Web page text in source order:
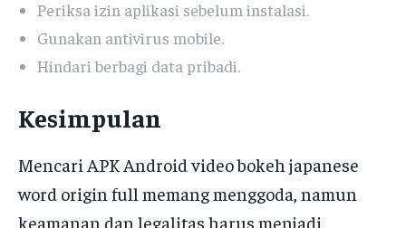
Periksa izin aplikasi sebelum instalasi.
Gunakan antivirus mobile.
Hindari berbagi data pribadi.
Kesimpulan
Mencari APK Android video bokeh japanese
word origin full memang menggoda, namun
keamanan dan legalitas harus menjadi